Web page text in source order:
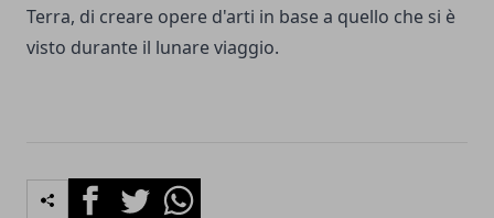
Terra, di creare opere d'arti in base a quello che si è
visto durante il lunare viaggio.
FacebookTwitterWhatsapp